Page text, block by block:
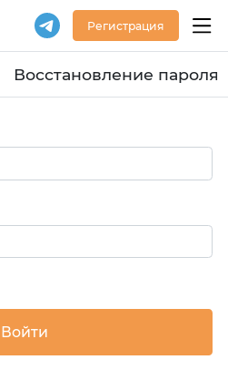
Регистрация
Восстановление пароля